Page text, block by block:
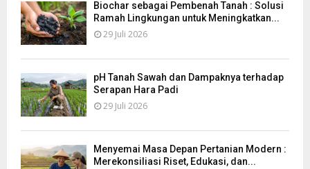
Biochar sebagai Pembenah Tanah : Solusi
Ramah Lingkungan untuk Meningkatkan...
29 Juli 2026
pH Tanah Sawah dan Dampaknya terhadap
Serapan Hara Padi
29 Juli 2026
Menyemai Masa Depan Pertanian Modern :
Merekonsiliasi Riset, Edukasi, dan...